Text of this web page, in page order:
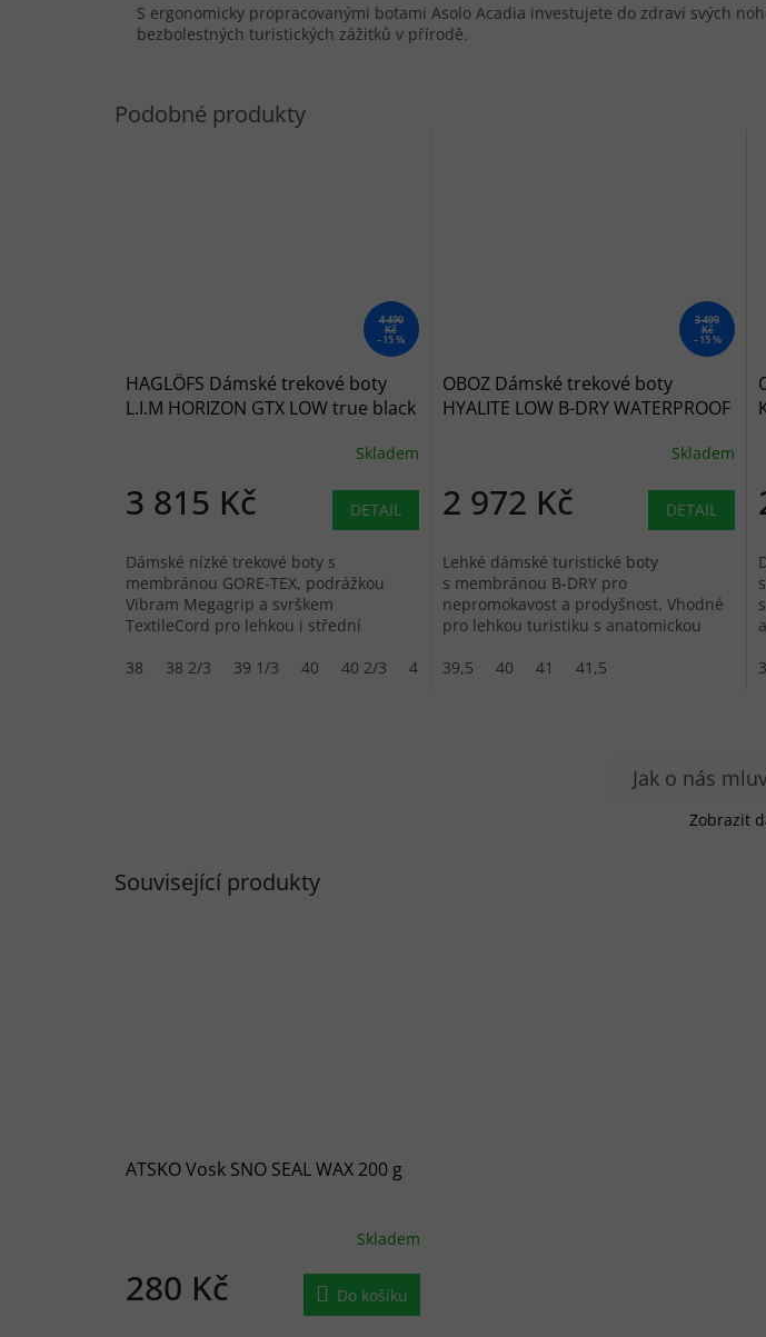
Související produkty
ATSKO Vosk SNO SEAL WAX 200 g
Skladem
280 Kč Do košíku
S ergonomicky propracovanými botami Asolo Acadia investujete do zdraví svých
bezbolestných turistických zážitků v přírodě.
4 490
Kč
–15 %
HAGLÖFS Dámské trekové boty
L.I.M HORIZON GTX LOW true black
Skladem
3 815 Kč DETAIL
Dámské nízké trekové boty s
membránou GORE-TEX, podrážkou
Vibram Megagrip a svrškem
TextileCord pro lehkou i střední
38
38 2/3 39 1/3 40 40 2/3 41 1/3
3 499
Kč
–15 %
OBOZ Dámské trekové boty
HYALITE LOW B-DRY WATERPROOF
Skladem
2 972 Kč DETAIL
Lehké dámské turistické boty
s membránou B-DRY pro
nepromokavost a prodyšnost. Vhodné
pro lehkou turistiku s anatomickou
39,5
40 41 41,5
Zobrazit